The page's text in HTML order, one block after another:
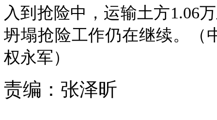
入到抢险中，运输土方1.06
坍塌抢险工作仍在继续。（
权永军）
责编： 张泽昕